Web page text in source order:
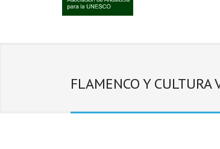
FLAMENCO Y CULTURA